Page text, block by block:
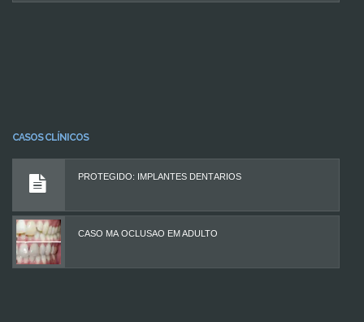
CASOS CLÍNICOS
PROTEGIDO: IMPLANTES DENTÁRIOS
CASO MÁ OCLUSÃO EM ADULTO